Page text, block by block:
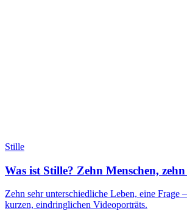
Stille
Was ist Stille? Zehn Menschen,
Zehn sehr unterschiedliche Leben, eine Frage
kurzen, eindringlichen Videoporträts.